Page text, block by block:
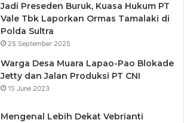
Jadi Preseden Buruk, Kuasa Hukum PT
Vale Tbk Laporkan Ormas Tamalaki di
Polda Sultra
25 September 2025
Warga Desa Muara Lapao-Pao Blokade
Jetty dan Jalan Produksi PT CNI
15 June 2023
Mengenal Lebih Dekat Vebrianti